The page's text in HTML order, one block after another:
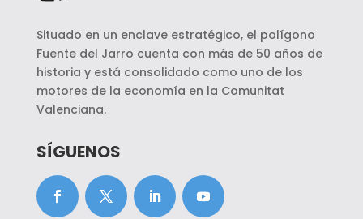
Situado en un enclave estratégico, el polígono
Fuente del Jarro cuenta con más de 50 años de
historia y está consolidado como uno de los
motores de la economía en la Comunitat
Valenciana.
SÍGUENOS